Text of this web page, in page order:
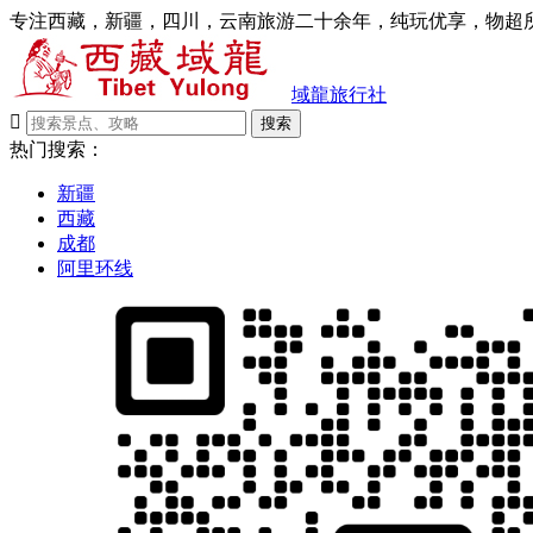
专注西藏，新疆，四川，云南旅游二十余年，纯玩优享，物超
域龍旅行社

搜索
热门搜索：
新疆
西藏
成都
阿里环线